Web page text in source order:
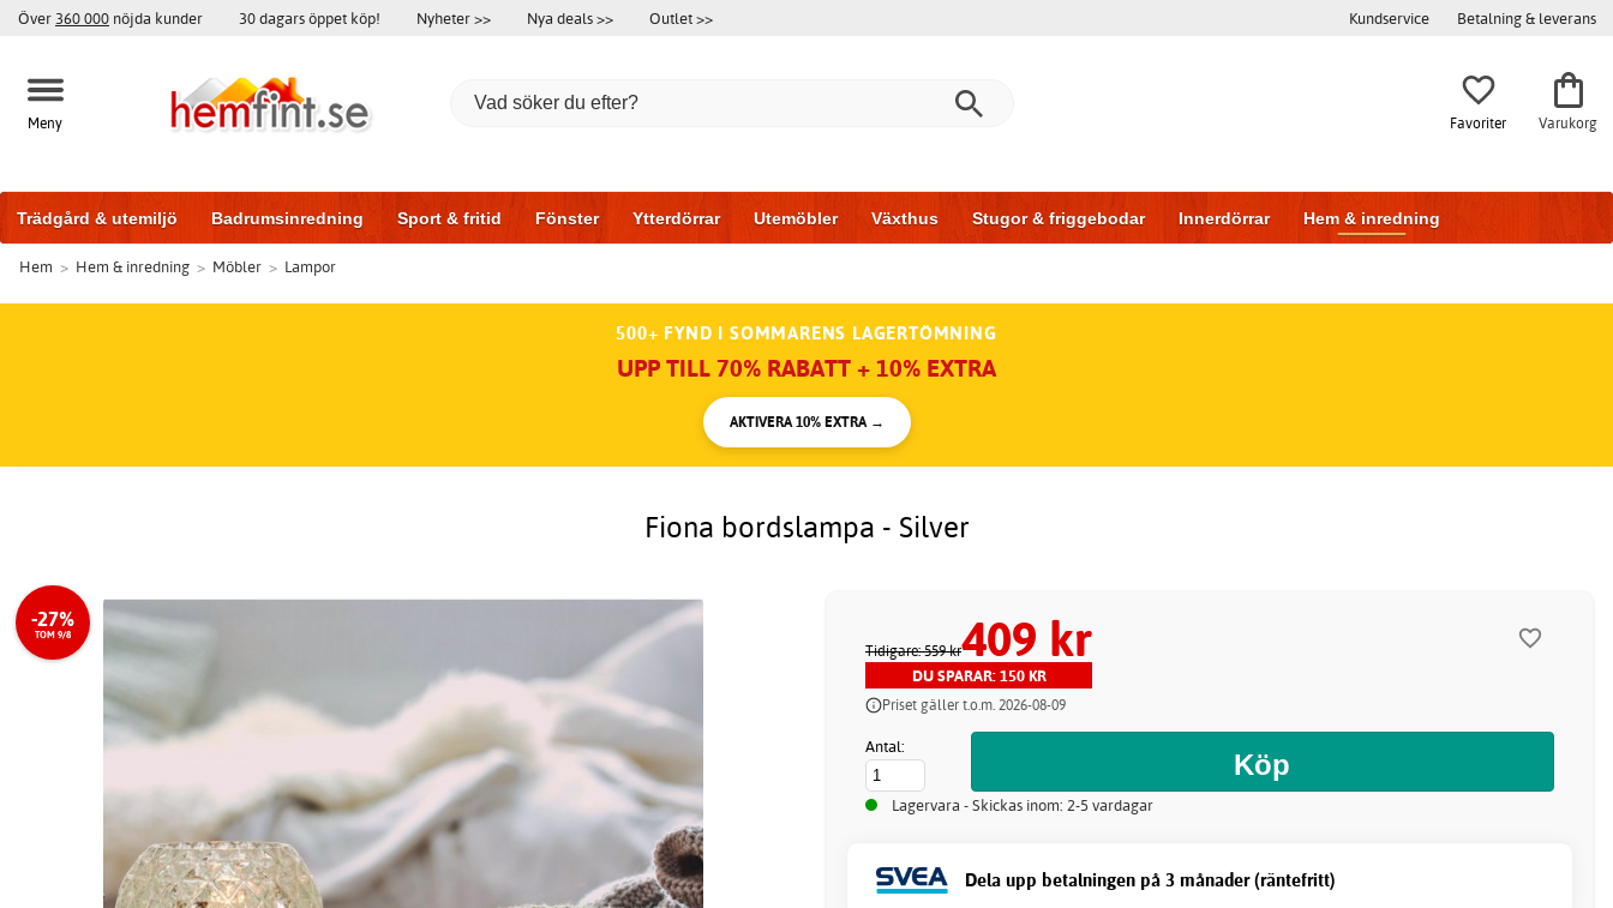
Över 360 000 nöjda kunder 30 dagars öppet köp! Nyheter >> Nya deals >> Outlet >> Kundservice Betalning & leverans
Meny Favoriter Varukorg
Trädgård & utemiljö Badrumsinredning Sport & fritid Fönster Ytterdörrar Utemöbler Växthus Stugor & friggebodar Innerdörrar Hem & inredning
Badrumsmöbler Träningsutrustning
Hem > Hem & inredning > Möbler > Lampor
500+ FYND I SOMMARENS LAGERTÖMNING
UPP TILL 70% RABATT + 10% EXTRA
AKTIVERA 10% EXTRA →
Fiona bordslampa - Silver
-27%
TOM 9/8
Tidigare: 559 kr409 kr
DU SPARAR: 150 KR
Priset gäller t.o.m. 2026-08-09
Antal:
Lagervara - Skickas inom: 2-5 vardagar
Dela upp betalningen på 3 månader (räntefritt)